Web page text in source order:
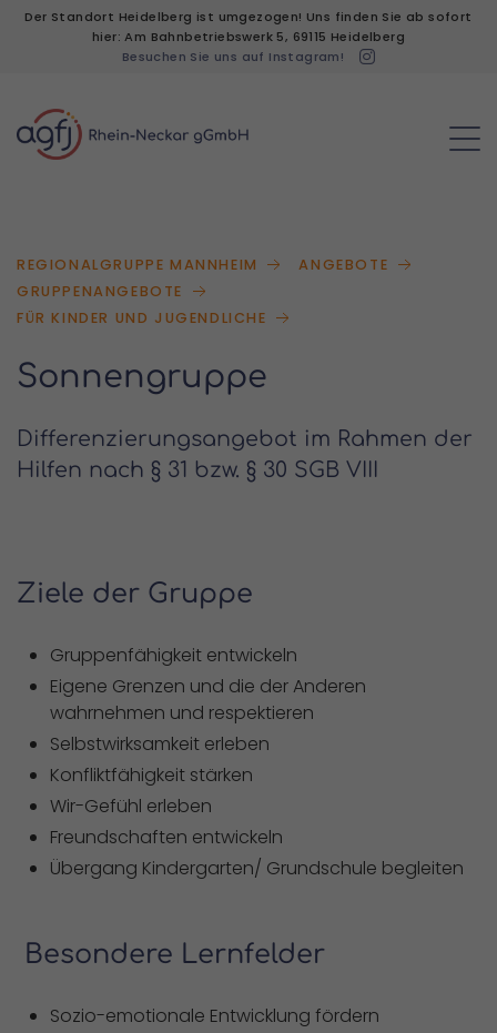
Der Standort Heidelberg ist umgezogen! Uns finden Sie ab sofort
hier: Am Bahnbetriebswerk 5, 69115 Heidelberg
Besuchen Sie uns auf Instagram!
REGIONALGRUPPE MANNHEIM
ANGEBOTE
GRUPPENANGEBOTE
FÜR KINDER UND JUGENDLICHE
Sonnengruppe
Differenzierungsangebot im Rahmen der
Hilfen nach § 31 bzw. § 30 SGB VIII
Ziele der Gruppe
Gruppenfähigkeit entwickeln
Eigene Grenzen und die der Anderen
wahrnehmen und respektieren
Selbstwirksamkeit erleben
Konfliktfähigkeit stärken
Wir-Gefühl erleben
Freundschaften entwickeln
Übergang Kindergarten/ Grundschule begleiten
Besondere Lernfelder
Sozio-emotionale Entwicklung fördern